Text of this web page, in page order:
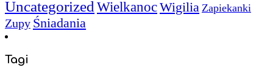
Uncategorized WielkanocWigilia Zapiekanki
Zupy Śniadania
Tagi